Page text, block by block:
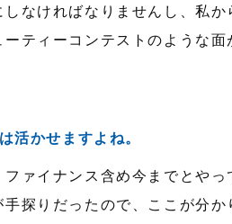
なければなりませんし、私
ティーコンテストのような
活かせますよね。
ァイナンス含め今までとや
探りだったので、ここが分か